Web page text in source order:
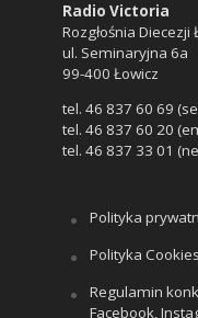
Radio Victoria
Rozgłośnia Diecezji
ul. Seminaryjna 6a
99-400 Łowicz
tel. 46 837 60 69
tel. 46 837 60 20
tel. 46 837 33 01
Polityka
Polityka Cookies
Regulamin
Facebook,